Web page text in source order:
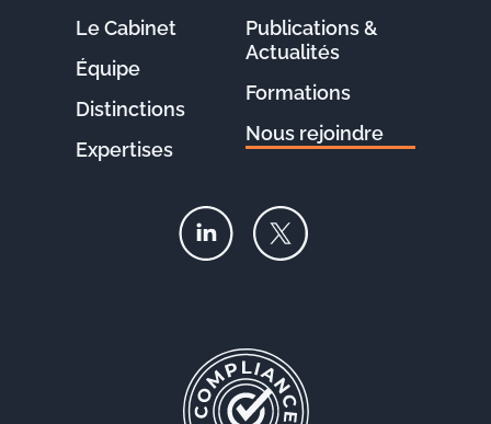
Le Cabinet
Équipe
Distinctions
Expertises
Publications &
Actualités
Formations
Nous rejoindre